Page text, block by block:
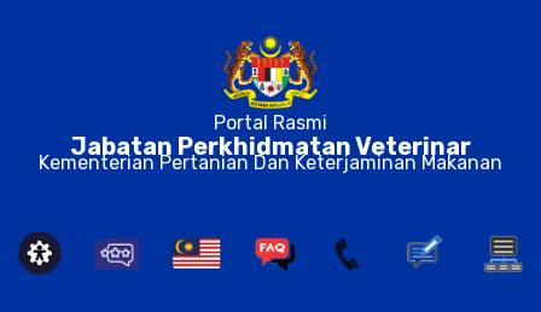
Portal Rasmi
Jabatan Perkhidmatan Veterinar
Kementerian Pertanian Dan Keterjaminan Makanan